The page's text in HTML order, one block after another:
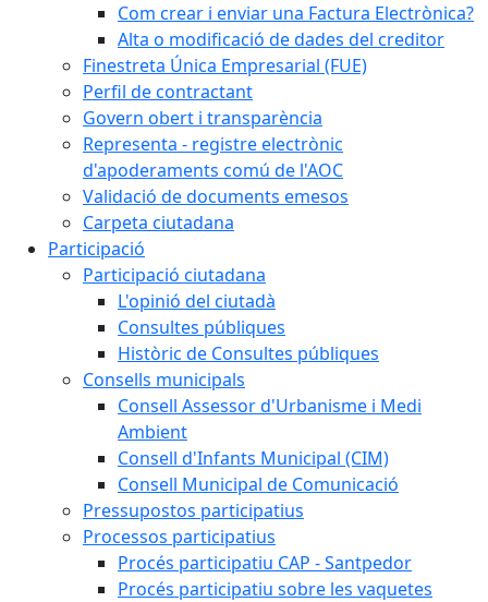
Com crear i enviar una Factura Electrònica?
Alta o modificació de dades del creditor
Finestreta Única Empresarial (FUE)
Perfil de contractant
Govern obert i transparència
Representa - registre electrònic
d'apoderaments comú de l'AOC
Validació de documents emesos
Carpeta ciutadana
Participació
Participació ciutadana
L'opinió del ciutadà
Consultes públiques
Històric de Consultes públiques
Consells municipals
Consell Assessor d'Urbanisme i Medi
Ambient
Consell d'Infants Municipal (CIM)
Consell Municipal de Comunicació
Pressupostos participatius
Processos participatius
Procés participatiu CAP - Santpedor
Procés participatiu sobre les vaquetes